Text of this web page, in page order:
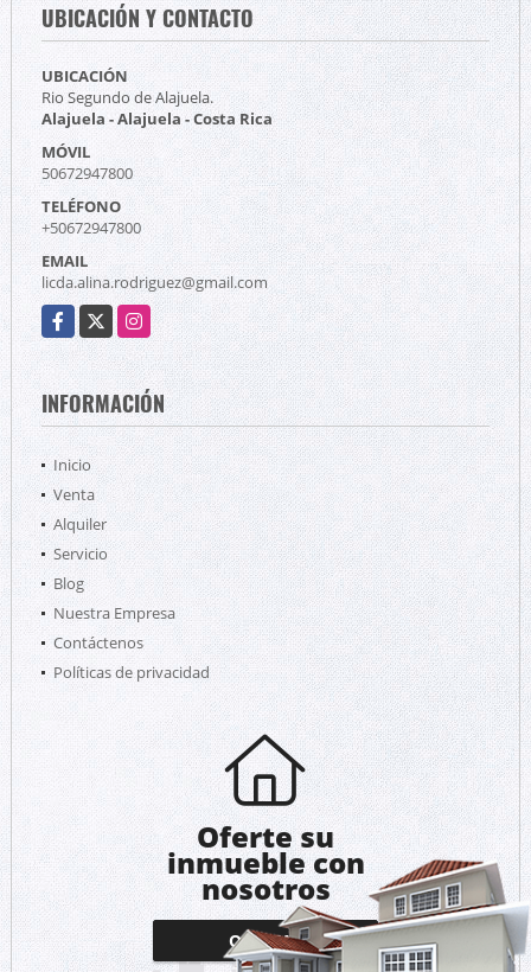
UBICACIÓN Y CONTACTO
UBICACIÓN
Rio Segundo de Alajuela.
Alajuela - Alajuela - Costa Rica
MÓVIL
50672947800
TELÉFONO
+50672947800
EMAIL
licda.alina.rodriguez@gmail.com
Facebook
X Instagram
INFORMACIÓN
Inicio
Venta
Alquiler
Servicio
Blog
Nuestra Empresa
Contáctenos
Políticas de privacidad
Oferte su
inmueble con
nosotros
OFERTAR